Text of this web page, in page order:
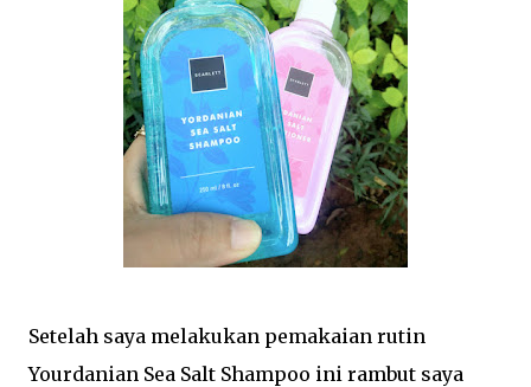
Setelah saya melakukan pemakaian rutin
Yourdanian Sea Salt Shampoo ini rambut saya